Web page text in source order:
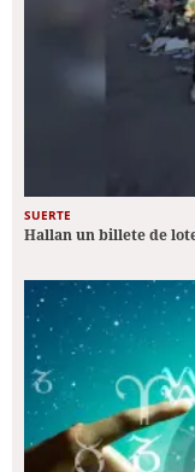
SUERTE
Hallan un billete de